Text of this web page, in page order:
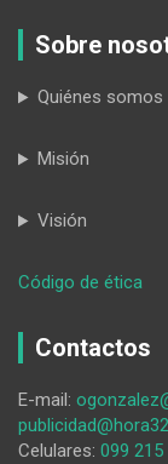
Sobre
Quiénes somos
Misión
Visión
Código de ética
la
de
Contactos
E-mail:
Celulares: 099